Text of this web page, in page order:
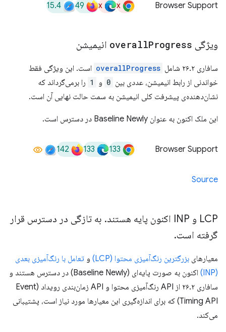
Browser Support
x
x
49
15.4
ویژگی overallProgress انیمیشن
سافاری ۲۶.۲ شامل overallProgress است. این ویژگی فقط
خواندنی از رابط انیمیشن، عددی بین 0 و 1 را برمی‌گرداند که
نشان‌دهنده‌ی پیشرفت کلی انیمیشن به سمت حالت نهایی آن است.
این ملک اکنون به عنوان Baseline Newly در دسترس است.
Browser Support
133
133
142
Source
LCP و INP اکنون پایه هستند . به تازگی در دسترس قرار
گرفته است.
معیارهای بزرگترین رنگ‌آمیزی محتوا (LCP) و تعامل با رنگ‌آمیزی بعدی
(INP)
اکنون به صورت پایه‌ای (Baseline Newly) در دسترس هستند و
سافاری ۲۶.۲ از API رنگ‌آمیزی محتوا و API زمان‌بندی رویداد (Event
Timing API) که برای اندازه‌گیری این معیارها مورد نیاز است، پشتیبانی
می‌کند.